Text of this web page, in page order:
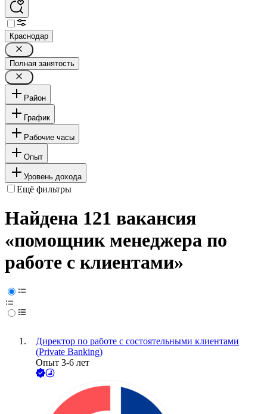
Краснодар
Полная занятость
Район
График
Рабочие часы
Опыт
Уровень дохода
Ещё фильтры
Найдена 121 вакансия
«помощник менеджера по
работе с клиентами»
Директор по работе с состоятельными клиентами
(Private Banking)
Опыт 3-6 лет